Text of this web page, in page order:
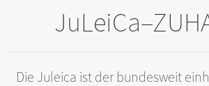
Die Juleica ist der bundesweit